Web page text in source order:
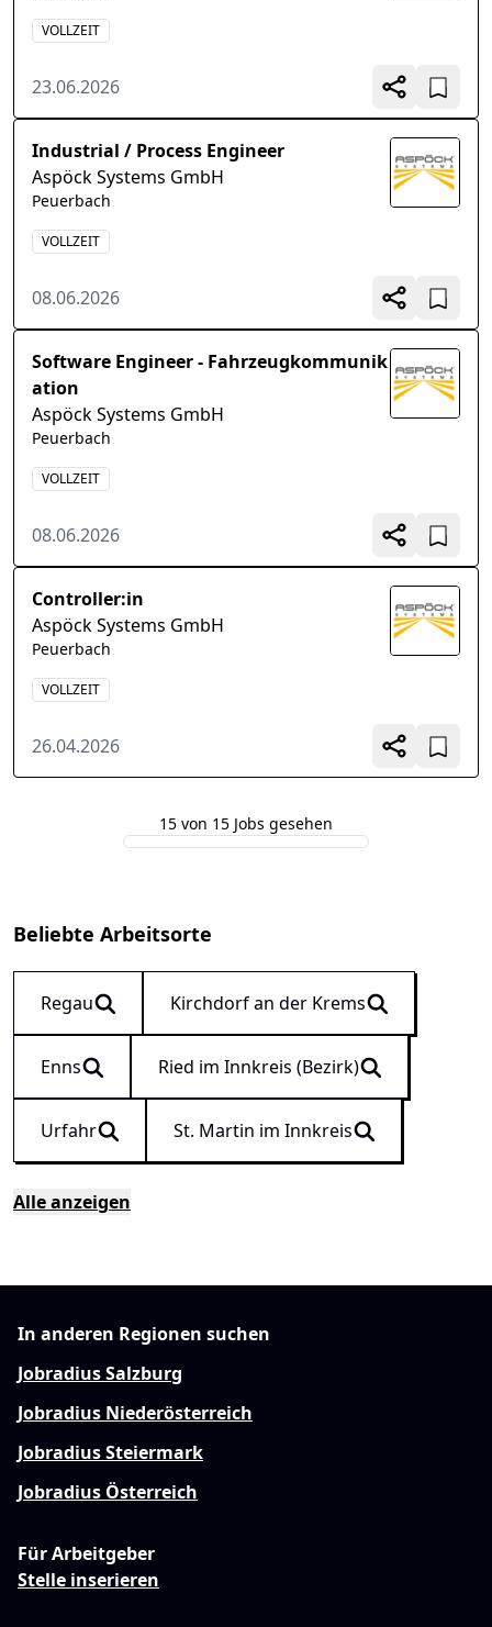
VOLLZEIT
23.06.2026
Industrial / Process Engineer
Aspöck Systems GmbH
Peuerbach
VOLLZEIT
08.06.2026
Software Engineer - Fahrzeugkommunik
ation
Aspöck Systems GmbH
Peuerbach
VOLLZEIT
08.06.2026
Controller:in
Aspöck Systems GmbH
Peuerbach
VOLLZEIT
26.04.2026
15 von 15 Jobs gesehen
Beliebte Arbeitsorte
Regau Kirchdorf an der Krems
Enns Ried im Innkreis (Bezirk)
Urfahr St. Martin im Innkreis
Alle anzeigen
In anderen Regionen suchen
Jobradius Salzburg
Jobradius Niederösterreich
Jobradius Steiermark
Jobradius Österreich
Für Arbeitgeber
Stelle inserieren